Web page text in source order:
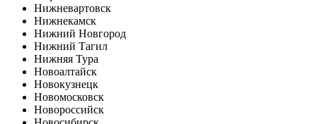
Нижневартовск
Нижнекамск
Нижний Новгород
Нижний Тагил
Нижняя Тура
Новоалтайск
Новокузнецк
Новомосковск
Новороссийск